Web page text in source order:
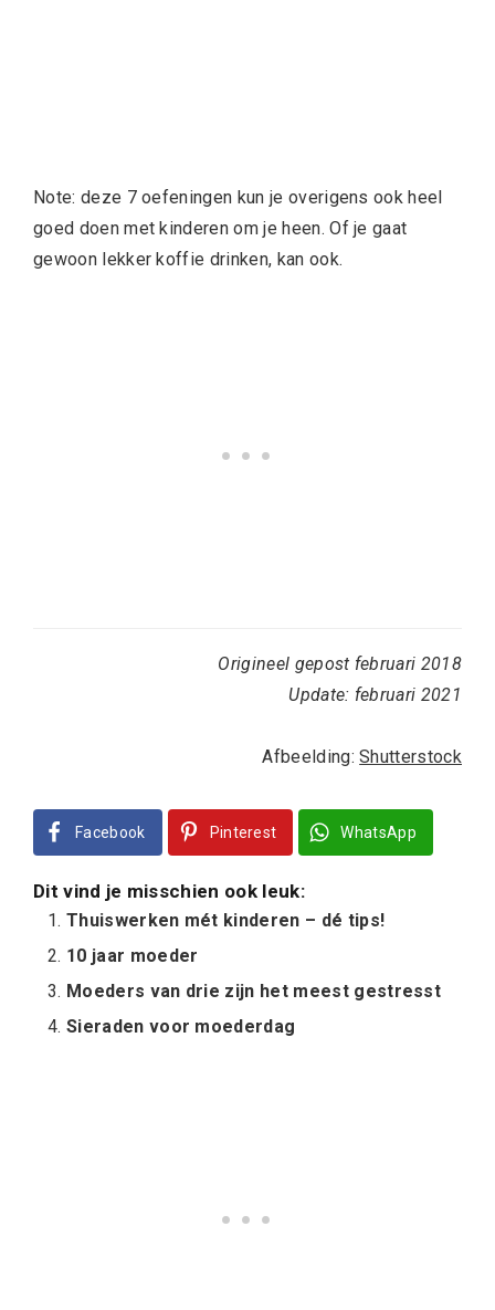
Note: deze 7 oefeningen kun je overigens ook heel
goed doen met kinderen om je heen. Of je gaat
gewoon lekker koffie drinken, kan ook.
Origineel gepost februari 2018
Update: februari 2021
Afbeelding:Shutterstock
Facebook Pinterest WhatsApp
Dit vind je misschien ook leuk:
Thuiswerken mét kinderen – dé tips!
10 jaar moeder
Moeders van drie zijn het meest gestresst
Sieraden voor moederdag